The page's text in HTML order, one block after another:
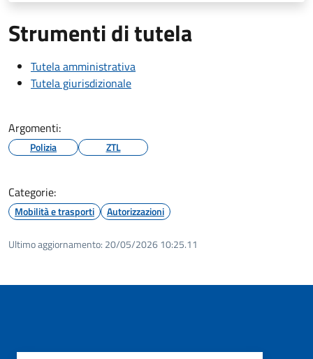
Strumenti di tutela
Tutela amministrativa
Tutela giurisdizionale
Argomenti:
Polizia ZTL
Categorie:
Mobilità e trasporti Autorizzazioni
Ultimo aggiornamento: 20/05/2026 10:25.11